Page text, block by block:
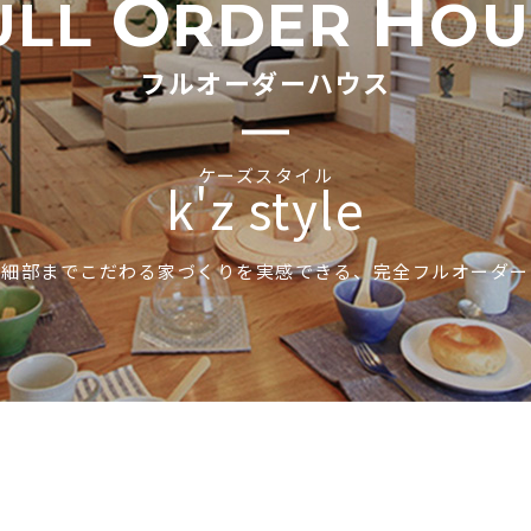
ORDER H
フルオーダーハウス
ケーズスタイル
k'z style
細部までこだわる家づくりを実感できる、完全フルオーダー